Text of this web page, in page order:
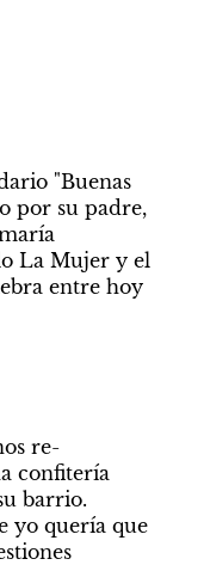
"Buenas
por su padre,
La Mujer y el
entre hoy
re-
confitería
barrio.
yo quería que